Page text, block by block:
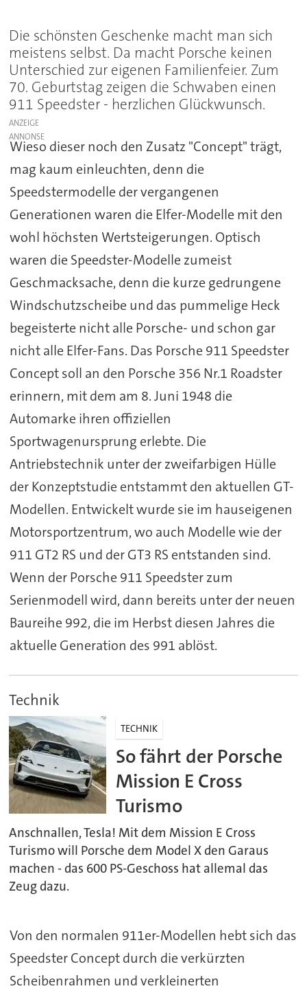
Die schönsten Geschenke macht man sich
meistens selbst. Da macht Porsche keinen
Unterschied zur eigenen Familienfeier. Zum
70. Geburtstag zeigen die Schwaben einen
911 Speedster - herzlichen Glückwunsch.
ANZEIGE
Wieso dieser noch den Zusatz "Concept" trägt,
mag kaum einleuchten, denn die
Speedstermodelle der vergangenen
Generationen waren die Elfer-Modelle mit den
wohl höchsten Wertsteigerungen. Optisch
waren die Speedster-Modelle zumeist
Geschmacksache, denn die kurze gedrungene
Windschutzscheibe und das pummelige Heck
begeisterte nicht alle Porsche- und schon gar
nicht alle Elfer-Fans. Das Porsche 911 Speedster
Concept soll an den Porsche 356 Nr.1 Roadster
erinnern, mit dem am 8. Juni 1948 die
Automarke ihren offiziellen
Sportwagenursprung erlebte. Die
Antriebstechnik unter der zweifarbigen Hülle
der Konzeptstudie entstammt den aktuellen GT-
Modellen. Entwickelt wurde sie im hauseigenen
Motorsportzentrum, wo auch Modelle wie der
911 GT2 RS und der GT3 RS entstanden sind.
Wenn der Porsche 911 Speedster zum
Serienmodell wird, dann bereits unter der neuen
Baureihe 992, die im Herbst diesen Jahres die
aktuelle Generation des 991 ablöst.
Technik
TECHNIK
So fährt der Porsche
Mission E Cross
Turismo
Anschnallen, Tesla! Mit dem Mission E Cross
Turismo will Porsche dem Model X den Garaus
machen - das 600 PS-Geschoss hat allemal das
Zeug dazu.
Von den normalen 911er-Modellen hebt sich das
Speedster Concept durch die verkürzten
Scheibenrahmen und verkleinerten